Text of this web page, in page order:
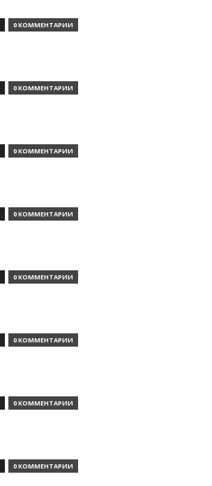
0 КОММЕНТАРИИ
0 КОММЕНТАРИИ
0 КОММЕНТАРИИ
0 КОММЕНТАРИИ
0 КОММЕНТАРИИ
0 КОММЕНТАРИИ
0 КОММЕНТАРИИ
0 КОММЕНТАРИИ